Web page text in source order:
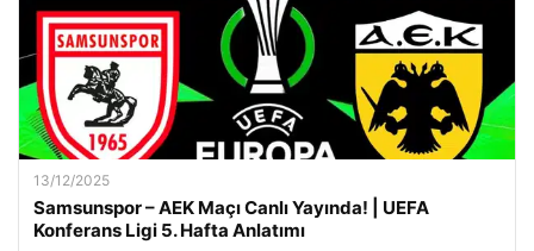
13/12/2025
Samsunspor – AEK Maçı Canlı Yayında! | UEFA
Konferans Ligi 5. Hafta Anlatımı